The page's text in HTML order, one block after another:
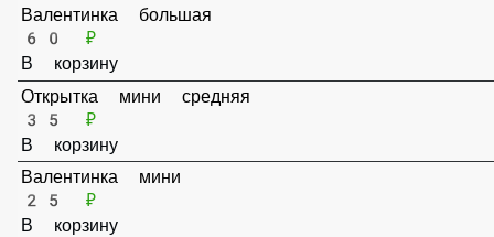
Валентинка большая
60 ₽
В корзину
Открытка мини средняя
35 ₽
В корзину
Валентинка мини